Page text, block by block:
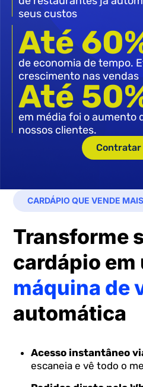
seus custos
Até
de economia de tempo.
crescimento nas vendas
Até
em média foi o aumento
nossos clientes.
Contratar
CARDÁPIO QUE VENDE MAIS
Transforme
cardápio em
máquina de
automática
Acesso instantâneo
escaneia e vê todo o